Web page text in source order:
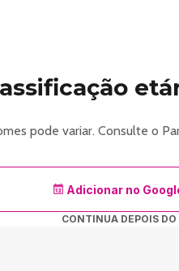
pode variar. Consulte o
Adicionar no
CONTINUA DEPOIS